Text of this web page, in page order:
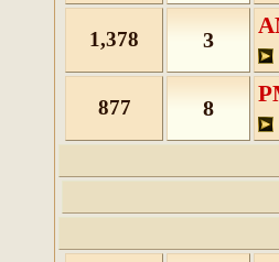
3
1,378
8
877